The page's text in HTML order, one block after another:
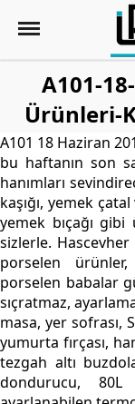
A101-
Ürünleri-
A101 18 Haziran
bu haftanın son
hanımları
kaşığı, yemek çatal
yemek bıçağı
sizlerle.
porselen
porselen babalar
sıçratmaz,
masa, yer sofrası,
yumurta fırçası,
tezgah altı
dondurucu, 80L